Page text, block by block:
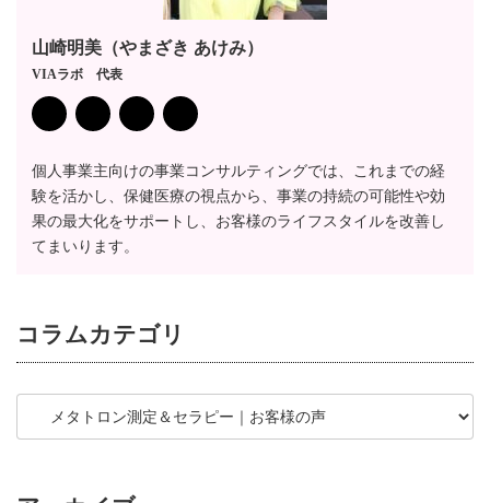
山崎明美（やまざき あけみ）
VIAラボ 代表
個人事業主向けの事業コンサルティングでは、これまでの経
験を活かし、保健医療の視点から、事業の持続の可能性や効
果の最大化をサポートし、お客様のライフスタイルを改善し
てまいります。
コラムカテゴリ